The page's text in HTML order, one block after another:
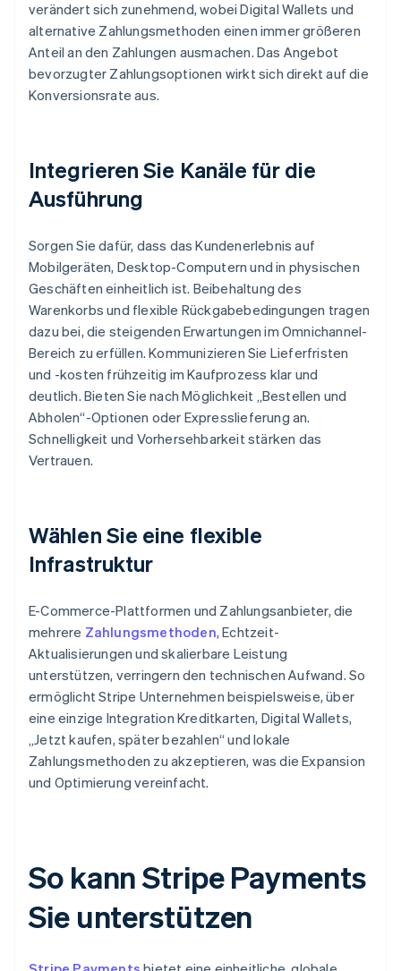
verändert sich zunehmend, wobei Digital Wallets und
alternative Zahlungsmethoden einen immer größeren
Anteil an den Zahlungen ausmachen. Das Angebot
bevorzugter Zahlungsoptionen wirkt sich direkt auf die
Konversionsrate aus.
Integrieren Sie Kanäle für die
Ausführung
Sorgen Sie dafür, dass das Kundenerlebnis auf
Mobilgeräten, Desktop-Computern und in physischen
Geschäften einheitlich ist. Beibehaltung des
Warenkorbs und flexible Rückgabebedingungen tragen
dazu bei, die steigenden Erwartungen im Omnichannel-
Bereich zu erfüllen. Kommunizieren Sie Lieferfristen
und -kosten frühzeitig im Kaufprozess klar und
deutlich. Bieten Sie nach Möglichkeit „Bestellen und
Abholen“-Optionen oder Expresslieferung an.
Schnelligkeit und Vorhersehbarkeit stärken das
Vertrauen.
Wählen Sie eine flexible
Infrastruktur
E-Commerce-Plattformen und Zahlungsanbieter, die
mehrere Zahlungsmethoden, Echtzeit-
Aktualisierungen und skalierbare Leistung
unterstützen, verringern den technischen Aufwand. So
ermöglicht Stripe Unternehmen beispielsweise, über
eine einzige Integration Kreditkarten, Digital Wallets,
„Jetzt kaufen, später bezahlen“ und lokale
Zahlungsmethoden zu akzeptieren, was die Expansion
und Optimierung vereinfacht.
So kann Stripe Payments
Sie unterstützen